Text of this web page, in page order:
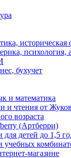
историческая
психология,
бухучет
и математика
и чтения от
возраста
(Артберри)
детей до 1,5
учебных
магазине